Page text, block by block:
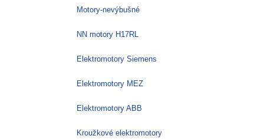
Motory-nevýbušné
NN motory H17RL
Elektromotory Siemens
Elektromotory MEZ
Elektromotory ABB
Kroužkové elektromotory